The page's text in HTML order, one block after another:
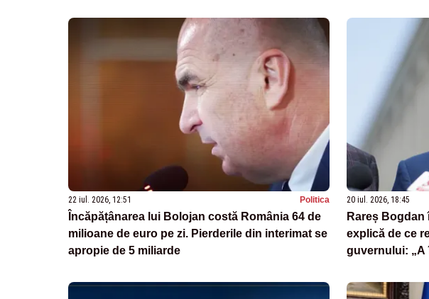
22 iul. 2026, 12:51 Politica
Încăpățânarea lui Bolojan costă România 64 de
milioane de euro pe zi. Pierderile din interimat se
apropie de 5 miliarde
20 iul. 2026, 18:45
Rareș Bogdan
explică de ce
guvernului: „A